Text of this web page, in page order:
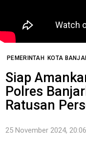
PEMERINTAH KOTA
Siap
Polres
Ratusan
25 November 2024, 20:06